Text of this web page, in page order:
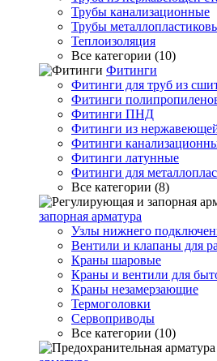
Трубы канализационные
Трубы
Теплоизоляция
Все категории (10)
Фитинги
Фитинги для труб из
Фитинги
Фитинги ПНД
Фитинги из
Фитинги
Фитинги латунные
Фитинги для
Все категории (8)
запорная арматура
Узлы нижнего
Вентили и клапаны для
Краны шаровые
Краны и вентили для
Краны незамерзающие
Термоголовки
Сервоприводы
Все категории (10)